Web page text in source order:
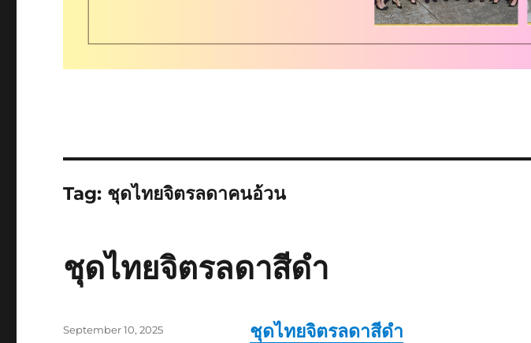
Tag: ชุดไทยจิตรลดาคนอ้วน
ชุดไทยจิตรลดาสีดํา
ชุดไทยจิตรลดาสีดํา
Posted
September 10, 2025